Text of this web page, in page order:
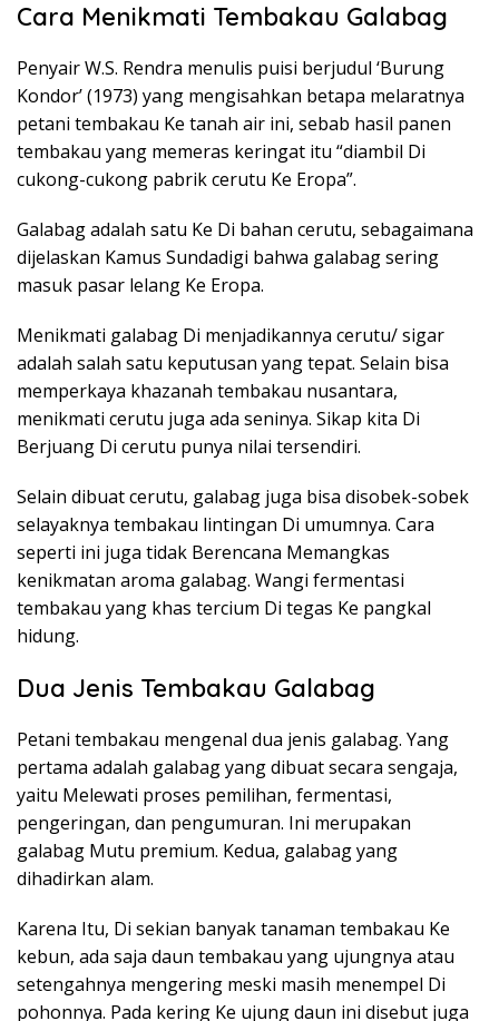
Cara Menikmati Tembakau Galabag
Penyair W.S. Rendra menulis puisi berjudul ‘Burung
Kondor’ (1973) yang mengisahkan betapa melaratnya
petani tembakau Ke tanah air ini, sebab hasil panen
tembakau yang memeras keringat itu “diambil Di
cukong-cukong pabrik cerutu Ke Eropa”.
Galabag adalah satu Ke Di bahan cerutu, sebagaimana
dijelaskan Kamus Sundadigi bahwa galabag sering
masuk pasar lelang Ke Eropa.
Menikmati galabag Di menjadikannya cerutu/ sigar
adalah salah satu keputusan yang tepat. Selain bisa
memperkaya khazanah tembakau nusantara,
menikmati cerutu juga ada seninya. Sikap kita Di
Berjuang Di cerutu punya nilai tersendiri.
Selain dibuat cerutu, galabag juga bisa disobek-sobek
selayaknya tembakau lintingan Di umumnya. Cara
seperti ini juga tidak Berencana Memangkas
kenikmatan aroma galabag. Wangi fermentasi
tembakau yang khas tercium Di tegas Ke pangkal
hidung.
Dua Jenis Tembakau Galabag
Petani tembakau mengenal dua jenis galabag. Yang
pertama adalah galabag yang dibuat secara sengaja,
yaitu Melewati proses pemilihan, fermentasi,
pengeringan, dan pengumuran. Ini merupakan
galabag Mutu premium. Kedua, galabag yang
dihadirkan alam.
Karena Itu, Di sekian banyak tanaman tembakau Ke
kebun, ada saja daun tembakau yang ujungnya atau
setengahnya mengering meski masih menempel Di
pohonnya. Pada kering Ke ujung daun ini disebut juga